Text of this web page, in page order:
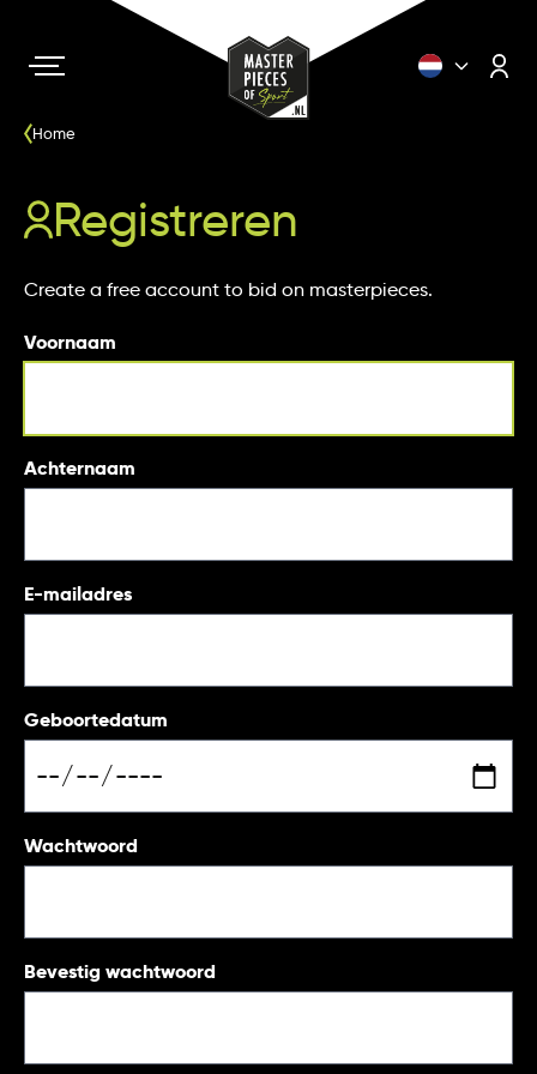
Home
Registreren
Create a free account to bid on masterpieces.
Voornaam
Achternaam
E-mailadres
Geboortedatum
Wachtwoord
Bevestig wachtwoord